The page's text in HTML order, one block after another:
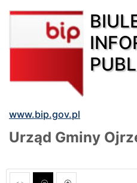
www.bip.gov.pl
Urząd Gminy